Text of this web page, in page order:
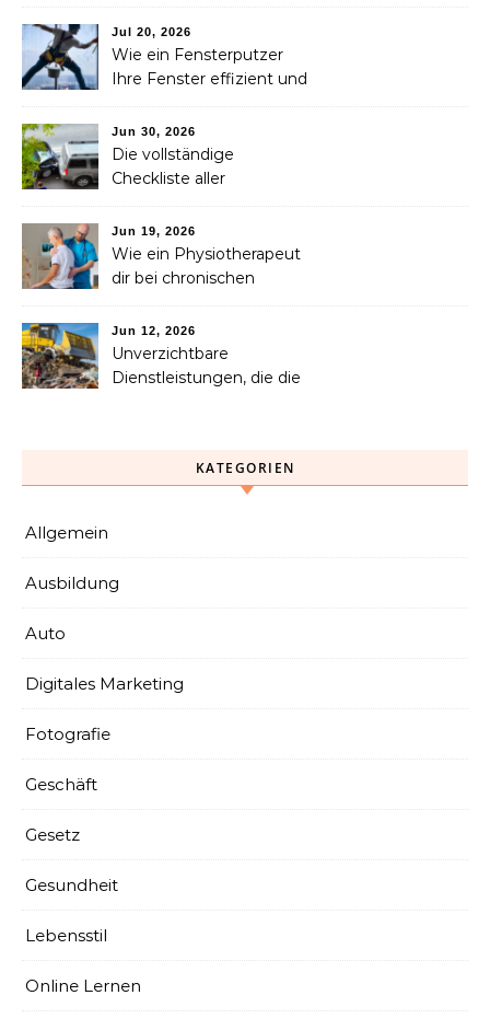
Verlust eines geliebten
Menschen helfen können
Jul 20, 2026
Wie ein Fensterputzer
Ihre Fenster effizient und
Jun 30, 2026
Die vollständige
Checkliste aller
nach einem Unfall
benötigen
Jun 19, 2026
Wie ein Physiotherapeut
dir bei chronischen
helfen kann
Jun 12, 2026
Unverzichtbare
Dienstleistungen, die die
KATEGORIEN
Allgemein
Ausbildung
Auto
Digitales Marketing
Fotografie
Geschäft
Gesetz
Gesundheit
Lebensstil
Online Lernen